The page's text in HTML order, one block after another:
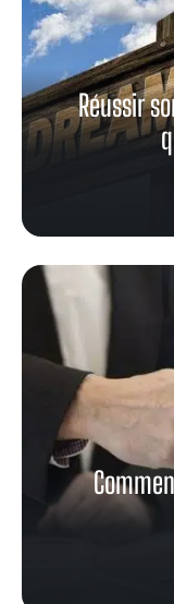
Réussir